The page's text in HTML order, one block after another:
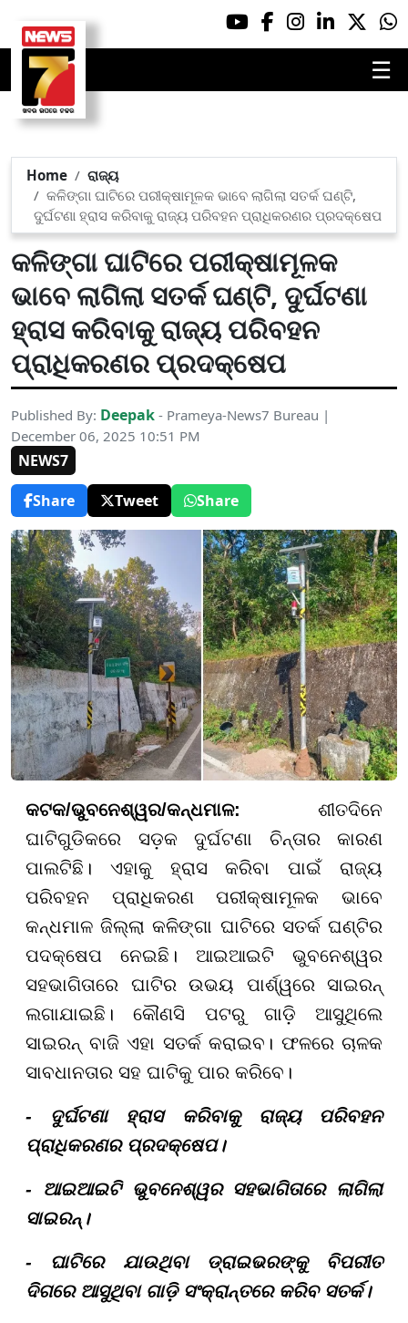
☰
Home
ରାଜ୍ୟ
କଳିଙ୍ଗା ଘାଟିରେ ପରୀକ୍ଷାମୂଳକ ଭାବେ ଲାଗିଲା ସତର୍କ ଘଣ୍ଟି,
ଦୁର୍ଘଟଣା ହ୍ରାସ କରିବାକୁ ରାଜ୍ୟ ପରିବହନ ପ୍ରାଧିକରଣର ପ୍ରଦକ୍ଷେପ
କଳିଙ୍ଗା ଘାଟିରେ ପରୀକ୍ଷାମୂଳକ
ଭାବେ ଲାଗିଲା ସତର୍କ ଘଣ୍ଟି, ଦୁର୍ଘଟଣା
ହ୍ରାସ କରିବାକୁ ରାଜ୍ୟ ପରିବହନ
ପ୍ରାଧିକରଣର ପ୍ରଦକ୍ଷେପ
Published By: Deepak - Prameya-News7 Bureau |
December 06, 2025 10:51 PM
NEWS7
Share
Tweet Share
କଟକ/ଭୁବନେଶ୍ୱର/କନ୍ଧମାଳ: ଶୀତଦିନେ
ଘାଟିଗୁଡିକରେ ସଡ଼କ ଦୁର୍ଘଟଣା ଚିନ୍ତାର କାରଣ
ପାଲଟିଛି। ଏହାକୁ ହ୍ରାସ କରିବା ପାଇଁ ରାଜ୍ୟ
ପରିବହନ ପ୍ରାଧିକରଣ ପରୀକ୍ଷାମୂଳକ ଭାବେ
କନ୍ଧମାଳ ଜିଲ୍ଲା କଳିଙ୍ଗା ଘାଟିରେ ସତର୍କ ଘଣ୍ଟିର
ପଦକ୍ଷେପ ନେଇଛି। ଆଇଆଇଟି ଭୁବନେଶ୍ୱର
ସହଭାଗିତାରେ ଘାଟିର ଉଭୟ ପାର୍ଶ୍ୱରେ ସାଇରନ୍
ଲଗାଯାଇଛି। କୌଣସି ପଟରୁ ଗାଡ଼ି ଆସୁଥିଲେ
ସାଇରନ୍ ବାଜି ଏହା ସତର୍କ କରାଇବ। ଫଳରେ ଚାଳକ
ସାବଧାନତାର ସହ ଘାଟିକୁ ପାର କରିବେ।
- ଦୁର୍ଘଟଣା ହ୍ରାସ କରିବାକୁ ରାଜ୍ୟ ପରିବହନ
ପ୍ରାଧିକରଣର ପ୍ରଦକ୍ଷେପ।
- ଆଇଆଇଟି ଭୁବନେଶ୍ୱର ସହଭାଗିତାରେ ଲାଗିଲା
ସାଇରନ୍।
- ଘାଟିରେ ଯାଉଥିବା ଡ୍ରାଇଭରଙ୍କୁ ବିପରୀତ
ଦିଗରେ ଆସୁଥିବା ଗାଡ଼ି ସଂକ୍ରାନ୍ତରେ କରିବ ସତର୍କ।